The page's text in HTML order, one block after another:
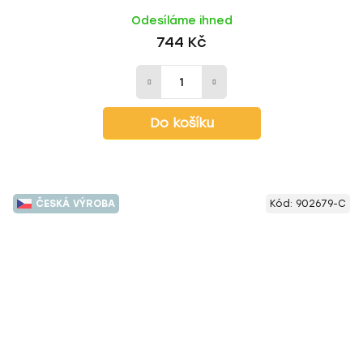
Odesíláme ihned
744 Kč
Do košíku
ČESKÁ VÝROBA Kód: 902679-C